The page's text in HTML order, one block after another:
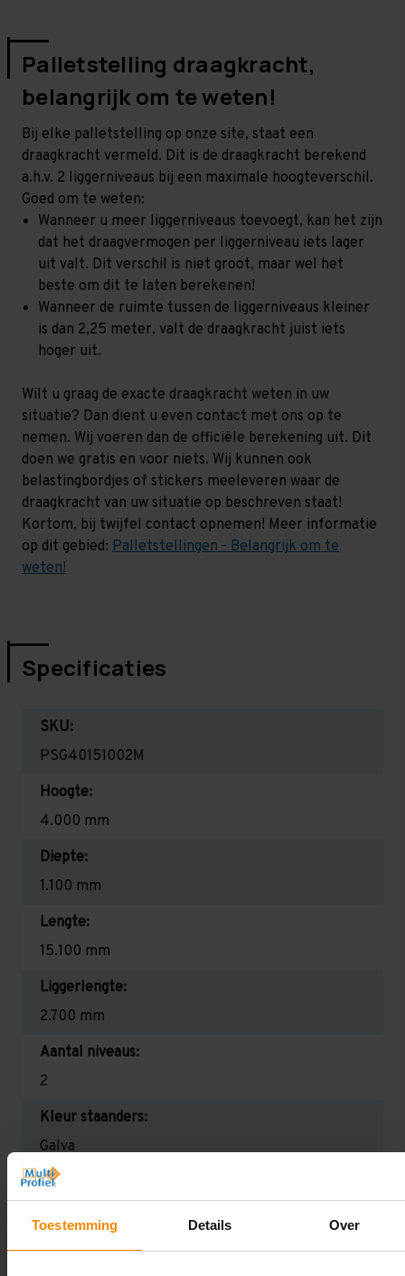
Toestemming Details Over
Palletstelling draagkracht,
belangrijk om te weten!
Bij elke palletstelling op onze site, staat een
draagkracht vermeld. Dit is de draagkracht berekend
a.h.v. 2 liggerniveaus bij een maximale hoogteverschil.
Goed om te weten:
Wanneer u meer liggerniveaus toevoegt, kan het zijn
dat het draagvermogen per liggerniveau iets lager
uit valt. Dit verschil is niet groot, maar wel het
beste om dit te laten berekenen!
Wanneer de ruimte tussen de liggerniveaus kleiner
is dan 2,25 meter, valt de draagkracht juist iets
hoger uit.
Wilt u graag de exacte draagkracht weten in uw
situatie? Dan dient u even contact met ons op te
nemen. Wij voeren dan de officiële berekening uit. Dit
doen we gratis en voor niets. Wij kunnen ook
belastingbordjes of stickers meeleveren waar de
draagkracht van uw situatie op beschreven staat!
Kortom, bij twijfel contact opnemen! Meer informatie
op dit gebied: Palletstellingen - Belangrijk om te
weten!
Specificaties
SKU:
PSG40151002M
Hoogte:
4.000 mm
Diepte:
1.100 mm
Lengte:
15.100 mm
Liggerlengte:
2.700 mm
Aantal niveaus:
2
Kleur staanders:
Galva
Draagkracht per liggerniveau:
Maximale jukbelasting: